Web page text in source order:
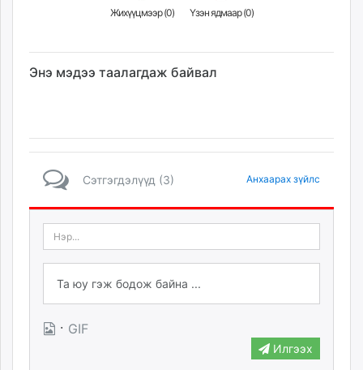
assa.mn
Жихүүцмээр (0) Үзэн ядмаар (0)
Энэ мэдээ таалагдаж байвал
Сэтгэгдэлүүд (3) Анхаарах зүйлс
· GIF
Илгээх